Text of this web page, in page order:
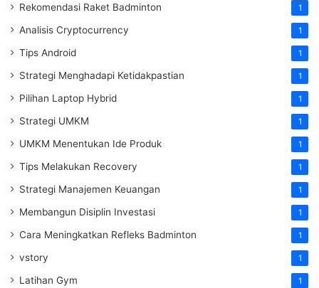
Rekomendasi Raket Badminton 1
Analisis Cryptocurrency 1
Tips Android 1
Strategi Menghadapi Ketidakpastian 1
Pilihan Laptop Hybrid 1
Strategi UMKM 1
UMKM Menentukan Ide Produk 1
Tips Melakukan Recovery 1
Strategi Manajemen Keuangan 1
Membangun Disiplin Investasi 1
Cara Meningkatkan Refleks Badminton 1
vstory 1
Latihan Gym 1